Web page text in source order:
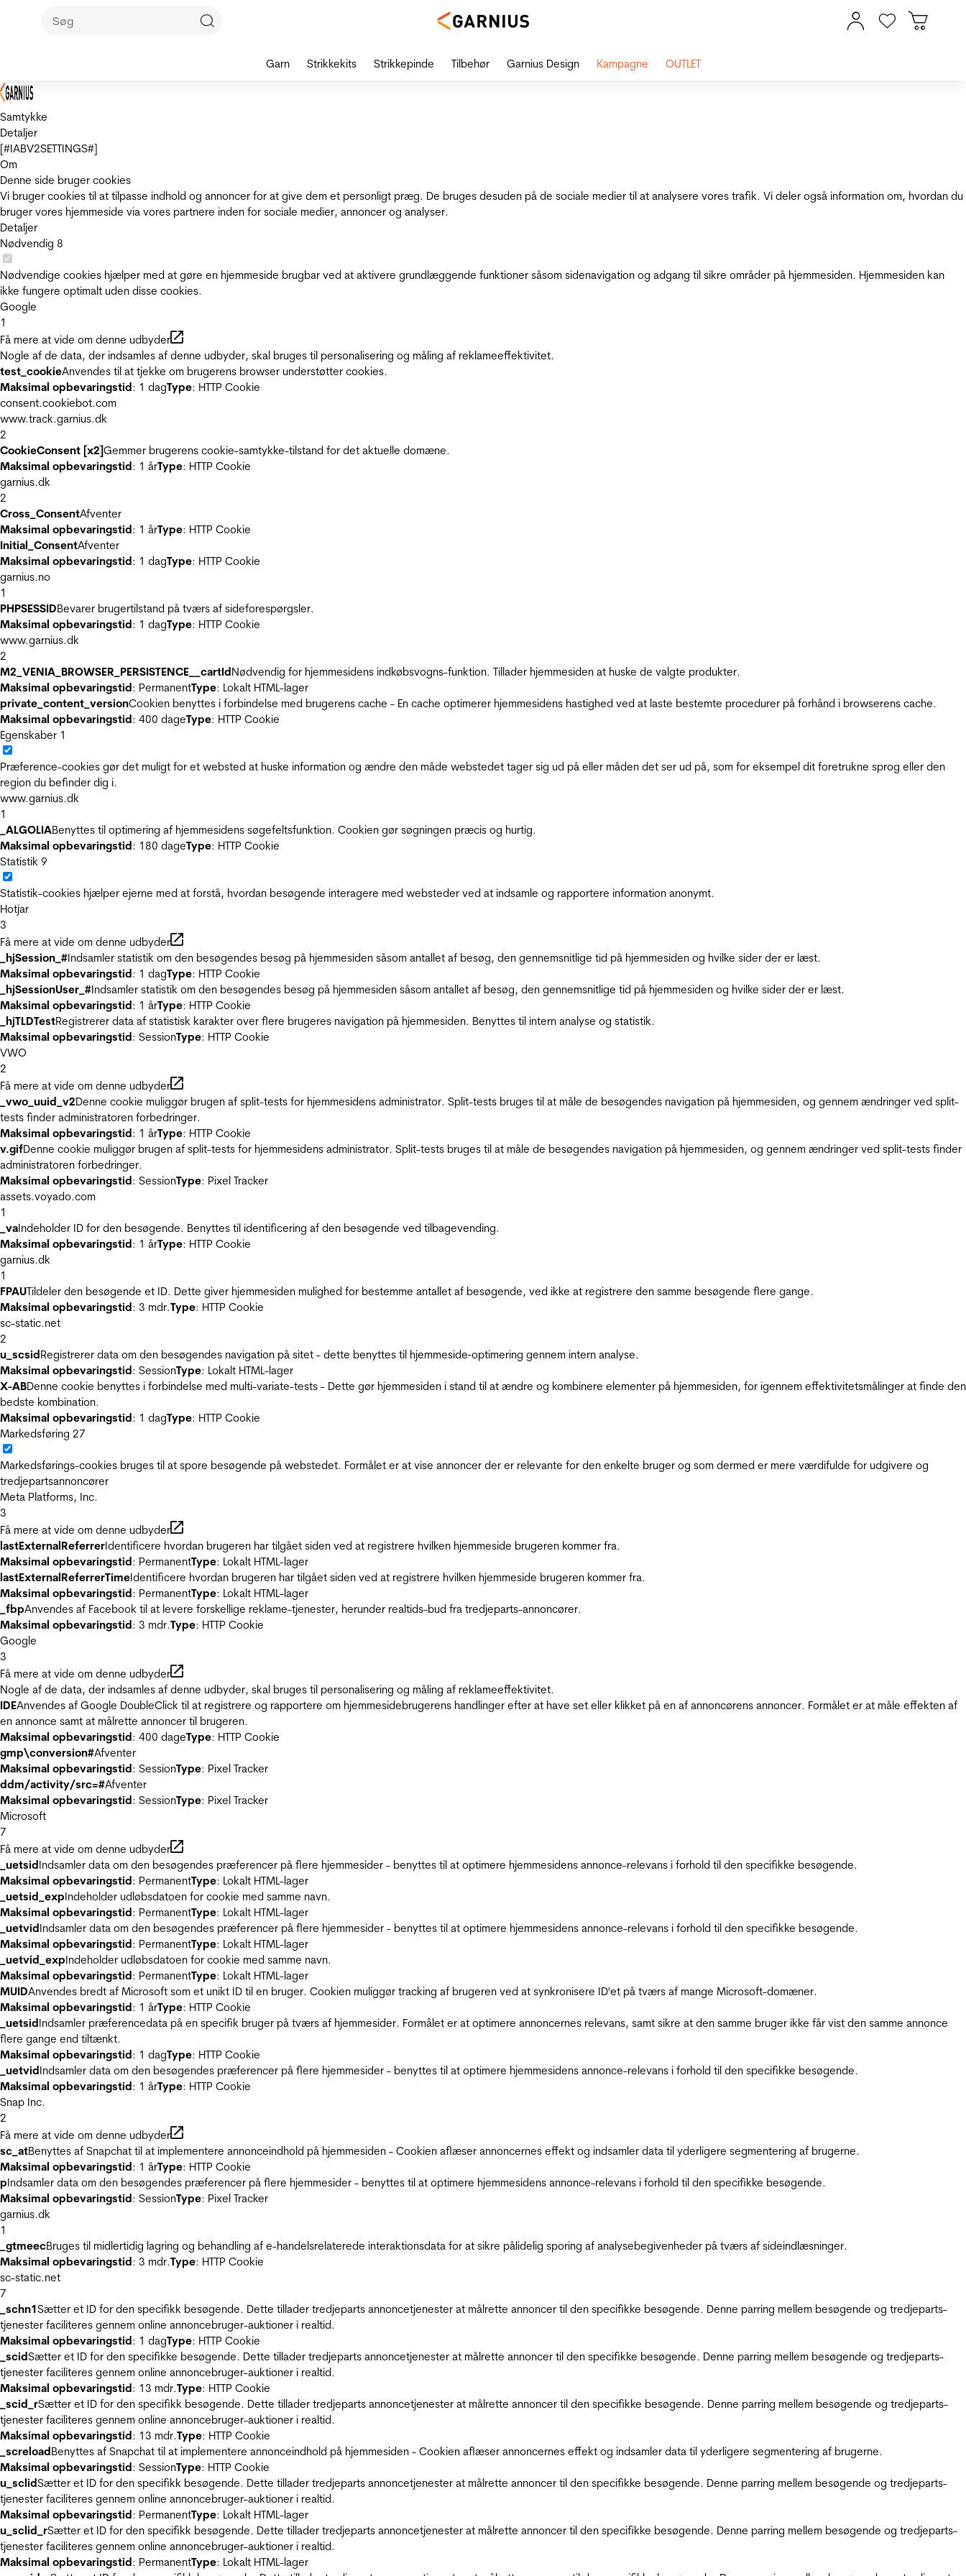
Samtykke
Detaljer
[#IABV2SETTINGS#]
Om
Denne side bruger cookies
Vi bruger cookies til at tilpasse indhold og annoncer for at give dem et personligt præg. De bruges desuden på de sociale medier til at analysere vores trafik. Vi deler også information om, hvordan du
bruger vores hjemmeside via vores partnere inden for sociale medier, annoncer og analyser.
Detaljer
Nødvendig 8
Nødvendige cookies hjælper med at gøre en hjemmeside brugbar ved at aktivere grundlæggende funktioner såsom sidenavigation og adgang til sikre områder på hjemmesiden. Hjemmesiden kan
ikke fungere optimalt uden disse cookies.
Google
1
Få mere at vide om denne udbyder
Nogle af de data, der indsamles af denne udbyder, skal bruges til personalisering og måling af reklameeffektivitet.
test_cookieAnvendes til at tjekke om brugerens browser understøtter cookies.
Maksimal opbevaringstid: 1 dagType: HTTP Cookie
consent.cookiebot.com
www.track.garnius.dk
2
CookieConsent [x2]Gemmer brugerens cookie-samtykke-tilstand for det aktuelle domæne.
Maksimal opbevaringstid: 1 årType: HTTP Cookie
garnius.dk
2
Cross_ConsentAfventer
Maksimal opbevaringstid: 1 årType: HTTP Cookie
Initial_ConsentAfventer
Maksimal opbevaringstid: 1 dagType: HTTP Cookie
garnius.no
1
PHPSESSIDBevarer brugertilstand på tværs af sideforespørgsler.
Maksimal opbevaringstid: 1 dagType: HTTP Cookie
www.garnius.dk
2
M2_VENIA_BROWSER_PERSISTENCE__cartIdNødvendig for hjemmesidens indkøbsvogns-funktion. Tillader hjemmesiden at huske de valgte produkter.
Maksimal opbevaringstid: PermanentType: Lokalt HTML-lager
private_content_versionCookien benyttes i forbindelse med brugerens cache - En cache optimerer hjemmesidens hastighed ved at laste bestemte procedurer på forhånd i browserens cache.
Maksimal opbevaringstid: 400 dageType: HTTP Cookie
Egenskaber 1
Præference-cookies gør det muligt for et websted at huske information og ændre den måde webstedet tager sig ud på eller måden det ser ud på, som for eksempel dit foretrukne sprog eller den
region du befinder dig i.
www.garnius.dk
1
_ALGOLIABenyttes til optimering af hjemmesidens søgefeltsfunktion. Cookien gør søgningen præcis og hurtig.
Maksimal opbevaringstid: 180 dageType: HTTP Cookie
Statistik 9
Statistik-cookies hjælper ejerne med at forstå, hvordan besøgende interagere med websteder ved at indsamle og rapportere information anonymt.
Hotjar
3
Få mere at vide om denne udbyder
_hjSession_#Indsamler statistik om den besøgendes besøg på hjemmesiden såsom antallet af besøg, den gennemsnitlige tid på hjemmesiden og hvilke sider der er læst.
Maksimal opbevaringstid: 1 dagType: HTTP Cookie
_hjSessionUser_#Indsamler statistik om den besøgendes besøg på hjemmesiden såsom antallet af besøg, den gennemsnitlige tid på hjemmesiden og hvilke sider der er læst.
Maksimal opbevaringstid: 1 årType: HTTP Cookie
_hjTLDTestRegistrerer data af statistisk karakter over flere brugeres navigation på hjemmesiden. Benyttes til intern analyse og statistik.
Maksimal opbevaringstid: SessionType: HTTP Cookie
VWO
2
Få mere at vide om denne udbyder
_vwo_uuid_v2Denne cookie muliggør brugen af split-tests for hjemmesidens administrator. Split-tests bruges til at måle de besøgendes navigation på hjemmesiden, og gennem ændringer ved split-
tests finder administratoren forbedringer.
Maksimal opbevaringstid: 1 årType: HTTP Cookie
v.gifDenne cookie muliggør brugen af split-tests for hjemmesidens administrator. Split-tests bruges til at måle de besøgendes navigation på hjemmesiden, og gennem ændringer ved split-tests finder
administratoren forbedringer.
Maksimal opbevaringstid: SessionType: Pixel Tracker
assets.voyado.com
1
_vaIndeholder ID for den besøgende. Benyttes til identificering af den besøgende ved tilbagevending.
Maksimal opbevaringstid: 1 årType: HTTP Cookie
garnius.dk
1
FPAUTildeler den besøgende et ID. Dette giver hjemmesiden mulighed for bestemme antallet af besøgende, ved ikke at registrere den samme besøgende flere gange.
Maksimal opbevaringstid: 3 mdr.Type: HTTP Cookie
sc-static.net
2
u_scsidRegistrerer data om den besøgendes navigation på sitet - dette benyttes til hjemmeside‐optimering gennem intern analyse.
Maksimal opbevaringstid: SessionType: Lokalt HTML-lager
X-ABDenne cookie benyttes i forbindelse med multi-variate-tests - Dette gør hjemmesiden i stand til at ændre og kombinere elementer på hjemmesiden, for igennem effektivitetsmålinger at finde den
bedste kombination.
Maksimal opbevaringstid: 1 dagType: HTTP Cookie
Markedsføring 27
Markedsførings-cookies bruges til at spore besøgende på webstedet. Formålet er at vise annoncer der er relevante for den enkelte bruger og som dermed er mere værdifulde for udgivere og
tredjepartsannoncører
Meta Platforms, Inc.
3
Få mere at vide om denne udbyder
lastExternalReferrerIdentificere hvordan brugeren har tilgået siden ved at registrere hvilken hjemmeside brugeren kommer fra.
Maksimal opbevaringstid: PermanentType: Lokalt HTML-lager
lastExternalReferrerTimeIdentificere hvordan brugeren har tilgået siden ved at registrere hvilken hjemmeside brugeren kommer fra.
Maksimal opbevaringstid: PermanentType: Lokalt HTML-lager
_fbpAnvendes af Facebook til at levere forskellige reklame-tjenester, herunder realtids-bud fra tredjeparts-annoncører.
Maksimal opbevaringstid: 3 mdr.Type: HTTP Cookie
Google
3
Få mere at vide om denne udbyder
Nogle af de data, der indsamles af denne udbyder, skal bruges til personalisering og måling af reklameeffektivitet.
IDEAnvendes af Google DoubleClick til at registrere og rapportere om hjemmesidebrugerens handlinger efter at have set eller klikket på en af annoncørens annoncer. Formålet er at måle effekten af
en annonce samt at målrette annoncer til brugeren.
Maksimal opbevaringstid: 400 dageType: HTTP Cookie
gmp\conversion#Afventer
Maksimal opbevaringstid: SessionType: Pixel Tracker
ddm/activity/src=#Afventer
Maksimal opbevaringstid: SessionType: Pixel Tracker
Microsoft
7
Få mere at vide om denne udbyder
_uetsidIndsamler data om den besøgendes præferencer på flere hjemmesider - benyttes til at optimere hjemmesidens annonce-relevans i forhold til den specifikke besøgende.
Maksimal opbevaringstid: PermanentType: Lokalt HTML-lager
_uetsid_expIndeholder udløbsdatoen for cookie med samme navn.
Maksimal opbevaringstid: PermanentType: Lokalt HTML-lager
_uetvidIndsamler data om den besøgendes præferencer på flere hjemmesider - benyttes til at optimere hjemmesidens annonce-relevans i forhold til den specifikke besøgende.
Maksimal opbevaringstid: PermanentType: Lokalt HTML-lager
_uetvid_expIndeholder udløbsdatoen for cookie med samme navn.
Maksimal opbevaringstid: PermanentType: Lokalt HTML-lager
MUIDAnvendes bredt af Microsoft som et unikt ID til en bruger. Cookien muliggør tracking af brugeren ved at synkronisere ID'et på tværs af mange Microsoft-domæner.
Maksimal opbevaringstid: 1 årType: HTTP Cookie
_uetsidIndsamler præferencedata på en specifik bruger på tværs af hjemmesider. Formålet er at optimere annoncernes relevans, samt sikre at den samme bruger ikke får vist den samme annonce
flere gange end tiltænkt.
Maksimal opbevaringstid: 1 dagType: HTTP Cookie
_uetvidIndsamler data om den besøgendes præferencer på flere hjemmesider - benyttes til at optimere hjemmesidens annonce-relevans i forhold til den specifikke besøgende.
Maksimal opbevaringstid: 1 årType: HTTP Cookie
Snap Inc.
2
Få mere at vide om denne udbyder
sc_atBenyttes af Snapchat til at implementere annonceindhold på hjemmesiden - Cookien aflæser annoncernes effekt og indsamler data til yderligere segmentering af brugerne.
Maksimal opbevaringstid: 1 årType: HTTP Cookie
pIndsamler data om den besøgendes præferencer på flere hjemmesider - benyttes til at optimere hjemmesidens annonce-relevans i forhold til den specifikke besøgende.
Maksimal opbevaringstid: SessionType: Pixel Tracker
garnius.dk
1
_gtmeecBruges til midlertidig lagring og behandling af e-handelsrelaterede interaktionsdata for at sikre pålidelig sporing af analysebegivenheder på tværs af sideindlæsninger.
Maksimal opbevaringstid: 3 mdr.Type: HTTP Cookie
sc-static.net
7
_schn1Sætter et ID for den specifikk besøgende. Dette tillader tredjeparts annoncetjenester at målrette annoncer til den specifikke besøgende. Denne parring mellem besøgende og tredjeparts-
tjenester faciliteres gennem online annoncebruger-auktioner i realtid.
Maksimal opbevaringstid: 1 dagType: HTTP Cookie
_scidSætter et ID for den specifikke besøgende. Dette tillader tredjeparts annoncetjenester at målrette annoncer til den specifikke besøgende. Denne parring mellem besøgende og tredjeparts-
tjenester faciliteres gennem online annoncebruger-auktioner i realtid.
Maksimal opbevaringstid: 13 mdr.Type: HTTP Cookie
_scid_rSætter et ID for den specifikk besøgende. Dette tillader tredjeparts annoncetjenester at målrette annoncer til den specifikke besøgende. Denne parring mellem besøgende og tredjeparts-
tjenester faciliteres gennem online annoncebruger-auktioner i realtid.
Maksimal opbevaringstid: 13 mdr.Type: HTTP Cookie
_screloadBenyttes af Snapchat til at implementere annonceindhold på hjemmesiden - Cookien aflæser annoncernes effekt og indsamler data til yderligere segmentering af brugerne.
Maksimal opbevaringstid: SessionType: HTTP Cookie
u_sclidSætter et ID for den specifikk besøgende. Dette tillader tredjeparts annoncetjenester at målrette annoncer til den specifikke besøgende. Denne parring mellem besøgende og tredjeparts-
tjenester faciliteres gennem online annoncebruger-auktioner i realtid.
Maksimal opbevaringstid: PermanentType: Lokalt HTML-lager
u_sclid_rSætter et ID for den specifikk besøgende. Dette tillader tredjeparts annoncetjenester at målrette annoncer til den specifikke besøgende. Denne parring mellem besøgende og tredjeparts-
tjenester faciliteres gennem online annoncebruger-auktioner i realtid.
Maksimal opbevaringstid: PermanentType: Lokalt HTML-lager
Garn Strikkekits Strikkepinde Tilbehør Garnius Design Kampagne OUTLET